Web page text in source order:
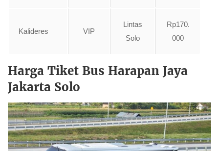
Kalideres VIP
Lintas
Solo
Rp170.
000
Harga Tiket Bus Harapan Jaya
Jakarta Solo